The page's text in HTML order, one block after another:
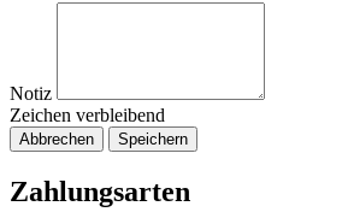
Notiz
Zeichen verbleibend
Abbrechen Speichern
Zahlungsarten